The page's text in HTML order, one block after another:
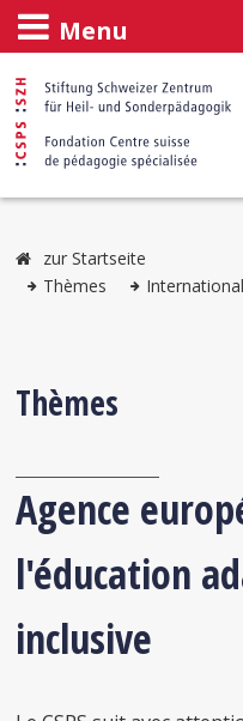
Menu
zur Startseite
Thèmes
International
Thèmes
Agence
l'éducation
inclusive